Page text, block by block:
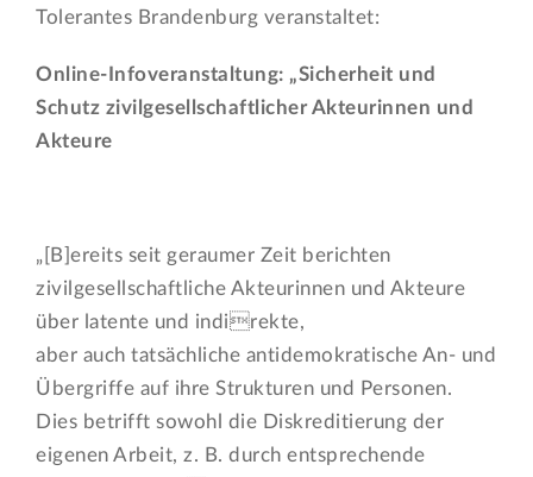
Tolerantes Brandenburg veranstaltet:
Online-Infoveranstaltung: „Sicherheit und
Schutz zivilgesellschaftlicher Akteurinnen und
Akteure
„[B]ereits seit geraumer Zeit berichten
zivilgesellschaftliche Akteurinnen und Akteure
über latente und indirekte,
aber auch tatsächliche antidemokratische An- und
Übergriffe auf ihre Strukturen und Personen.
Dies betrifft sowohl die Diskreditierung der
eigenen Arbeit, z. B. durch entsprechende